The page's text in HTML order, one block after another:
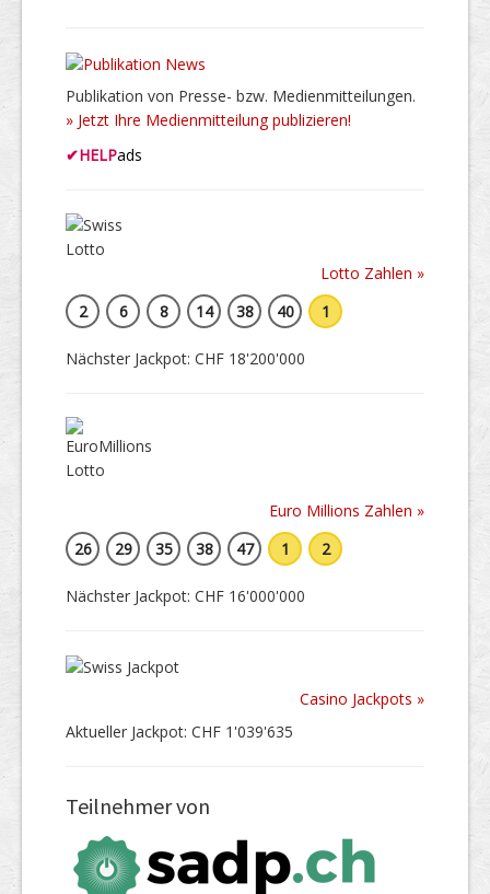
Publikation von Presse- bzw. Medienmitteilungen.
» Jetzt Ihre Medienmitteilung publizieren!
✔HELPads
Lotto Zahlen »
2
6 8 14 38 40 1
Nächster Jackpot: CHF 18'200'000
Euro Millions Zahlen »
26
29 35 38 47 1 2
Nächster Jackpot: CHF 16'000'000
Casino Jackpots »
Aktueller Jackpot: CHF 1'039'635
Teilnehmer von